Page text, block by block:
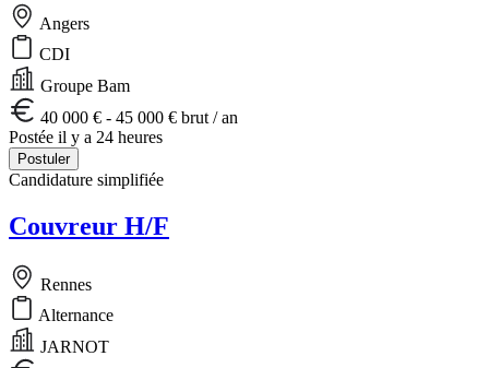
Angers
CDI
Groupe Bam
40 000 € - 45 000 € brut / an
Postée il y a 24 heures
Postuler
Candidature simplifiée
Couvreur H/F
Rennes
Alternance
JARNOT